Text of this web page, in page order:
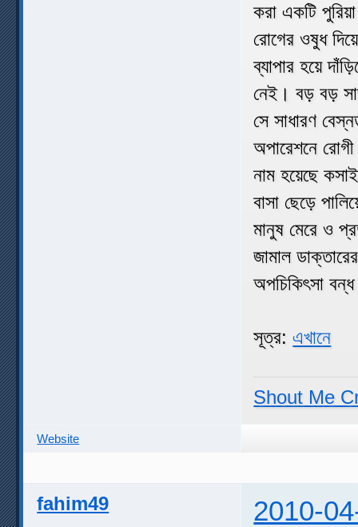
করা একটি
রোগের ওষুধ
ব্যাপার হয়ে
নেই। বড় বড়
সে সাধারণ
অপারেশনে
নাম হয়েছে
বাসা ছেড়ে
মানুষ মেরে ও
জামাল
অপচিকিৎসা বন্ধ
সূত্র:এখানে
Shout Me
Website
fahim49 2010-